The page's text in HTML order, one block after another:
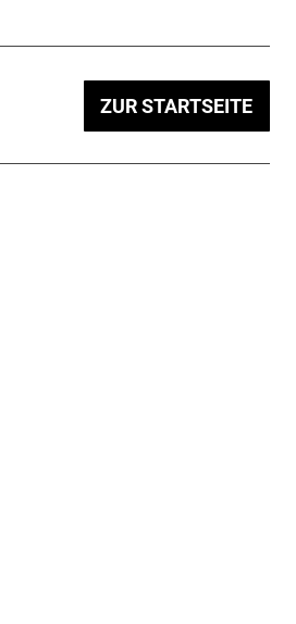
ZUR STARTSEITE